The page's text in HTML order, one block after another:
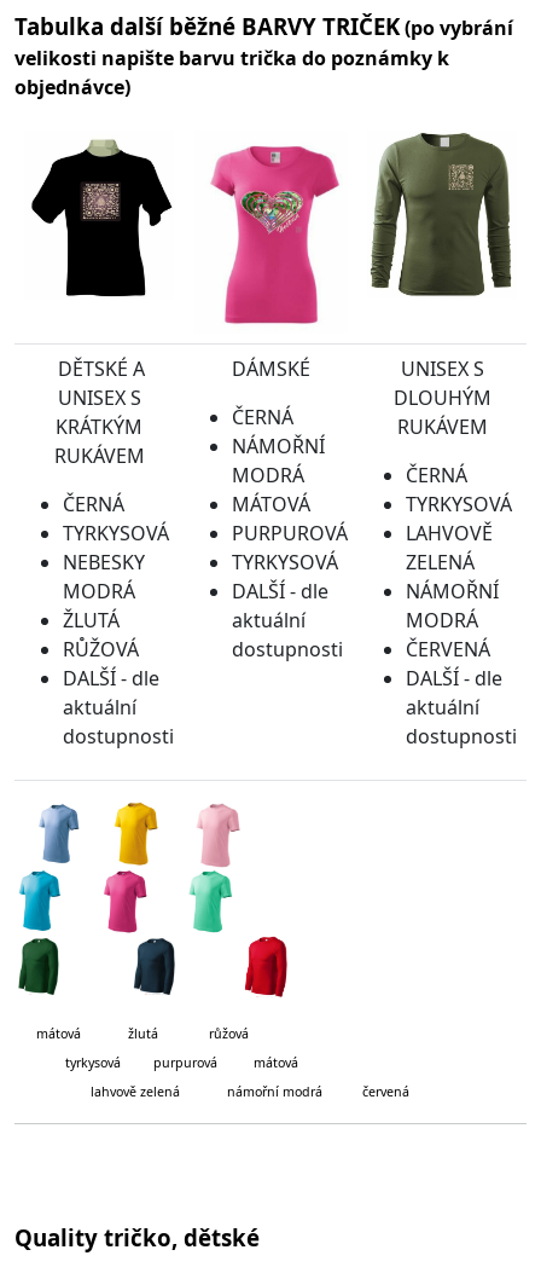
Tabulka další běžné BARVY TRIČEK(po vybrání
velikosti napište barvu trička do poznámky k
objednávce)
DĚTSKÉ A
UNISEX S
KRÁTKÝM
RUKÁVEM
ČERNÁ
TYRKYSOVÁ
NEBESKY
MODRÁ
ŽLUTÁ
RŮŽOVÁ
DALŠÍ - dle
aktuální
dostupnosti
DÁMSKÉ
ČERNÁ
NÁMOŘNÍ
MODRÁ
MÁTOVÁ
PURPUROVÁ
TYRKYSOVÁ
DALŠÍ - dle
aktuální
dostupnosti
UNISEX S
DLOUHÝM
RUKÁVEM
ČERNÁ
TYRKYSOVÁ
LAHVOVĚ
ZELENÁ
NÁMOŘNÍ
MODRÁ
ČERVENÁ
DALŠÍ - dle
aktuální
dostupnosti
mátová
žlutá růžová
tyrkysová purpurová mátová
lahvově zelená námořní modrá červená
Quality tričko, dětské